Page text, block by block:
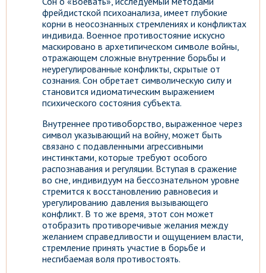
фрейдистской психоанализа, имеет глубокие
корни в неосознанных стремлениях и конфликтах
индивида. Военное противостояние искусно
маскировано в архетипическом символе войны,
отражающем сложные внутренние борьбы и
неурегулированные конфликты, скрытые от
сознания. Сон обретает символическую силу и
становится идиоматическим выражением
психического состояния субъекта.
Внутреннее противоборство, выраженное через
символ указывающий на войну, может быть
связано с подавленными агрессивными
инстинктами, которые требуют особого
распознавания и регуляции. Вступая в сражение
во сне, индивидуум на бессознательном уровне
стремится к восстановлению равновесия и
урегулированию давления вызывающего
конфликт. В то же время, этот сон может
отобразить противоречивые желания между
желанием справедливости и ощущением власти,
стремление принять участие в борьбе и
несгибаемая воля противостоять.